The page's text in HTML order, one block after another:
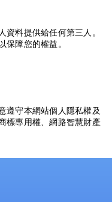
資料提供給任何第三人。
保障您的權益。
遵守本網站個人隱私權及
標專用權、網路智慧財產